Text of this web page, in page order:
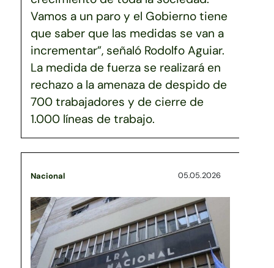
Vamos a un paro y el Gobierno tiene
que saber que las medidas se van a
incrementar”, señaló Rodolfo Aguiar.
La medida de fuerza se realizará en
rechazo a la amenaza de despido de
700 trabajadores y de cierre de
1.000 líneas de trabajo.
Nacional 05.05.2026